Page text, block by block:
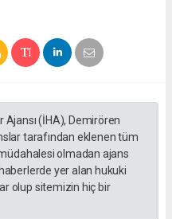
Ajansı (İHA), Demirören
tarafından eklenen tüm
olmadan ajans
yer alan hukuki
olup sitemizin hiç bir